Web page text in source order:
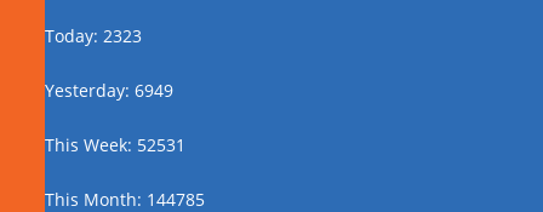
Today: 2323
Yesterday: 6949
This Week: 52531
This Month: 144785